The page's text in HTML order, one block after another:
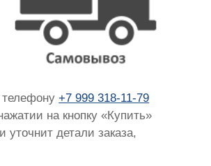
телефону+7 999 318-11-79
на кнопку «Купить»
уточнит детали заказа,